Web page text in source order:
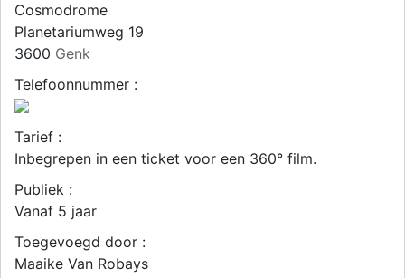
Cosmodrome
Planetariumweg 19
3600 Genk
Telefoonnummer :
Tarief :
Inbegrepen in een ticket voor een 360° film.
Publiek :
Vanaf 5 jaar
Toegevoegd door :
Maaike Van Robays